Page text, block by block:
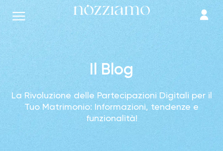
Il Blog
La Rivoluzione delle Partecipazioni Digitali per il
Tuo Matrimonio: Informazioni, tendenze e
funzionalità!